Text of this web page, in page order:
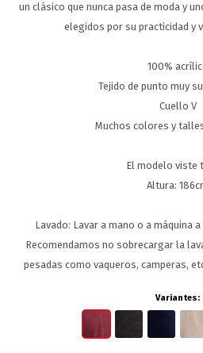
un clásico que nunca pasa de moda y
elegidos por su practicidad y
100%
Tejido de punto muy
Cuello V
Muchos colores y
El modelo viste
Altura:
Lavado: Lavar a mano o a máquina
Recomendamos no sobrecargar la
pesadas como vaqueros, camperas,
Variantes: